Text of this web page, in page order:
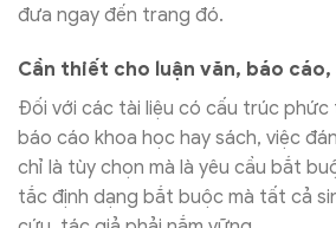
đưa ngay đến trang đó.
Cần thiết cho luận văn, báo cáo,
Đối với các tài liệu có cấu trúc phức
báo cáo khoa học hay sách, việc
chỉ là tùy chọn mà là yêu cầu bắt
tắc định dạng bắt buộc mà tất cả